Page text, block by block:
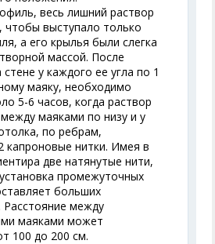
весь лишний раствор
чтобы выступало только
а его крылья были слегка
массой. После
стене у каждого ее угла по 1
маяку, необходимо
5-6 часов, когда раствор
маяками по низу и у
по ребрам,
капроновые нитки. Имея в
две натянутые нити,
промежуточных
больших
Расстояние между
маяками может
100 до 200 см.